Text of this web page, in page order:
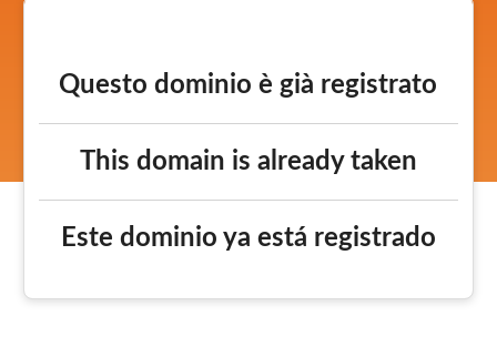
Questo dominio è già registrato
This domain is already taken
Este dominio ya está registrado